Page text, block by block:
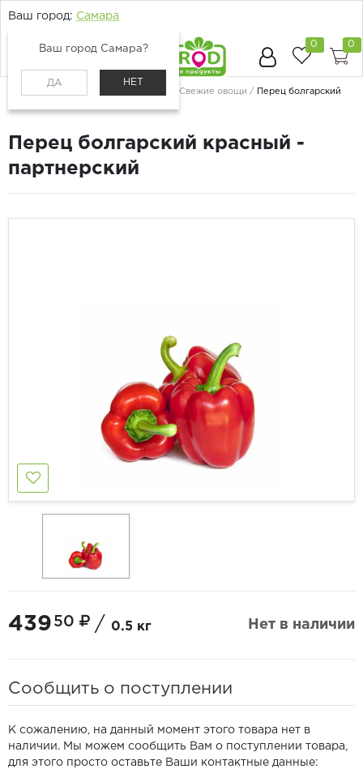
Ваш город: Самара
Ваш город Самара?
ДА НЕТ
0 0
Свежие овощи
Перец болгарский
Перец болгарский красный -
партнерский
439 50 / 0.5 кг Нет в наличии
Сообщить о поступлении
К сожалению, на данный момент этого товара нет в
наличии. Мы можем сообщить Вам о поступлении товара,
для этого просто оставьте Ваши контактные данные: